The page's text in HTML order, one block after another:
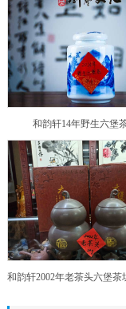
和韵轩14年野生六堡